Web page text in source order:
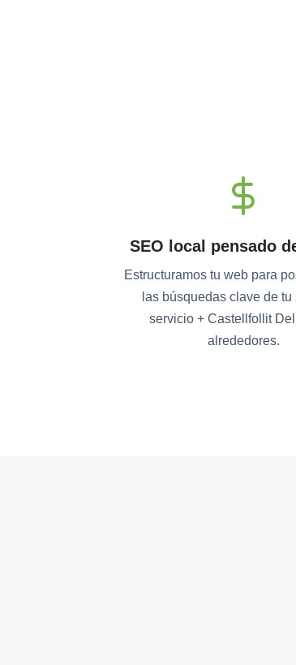
SEO local pensado
Estructuramos tu web para
las búsquedas clave de tu
servicio + Castellfollit Del
alrededores.